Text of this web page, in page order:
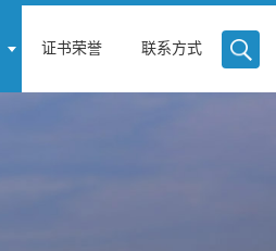
证书荣誉 联系方式